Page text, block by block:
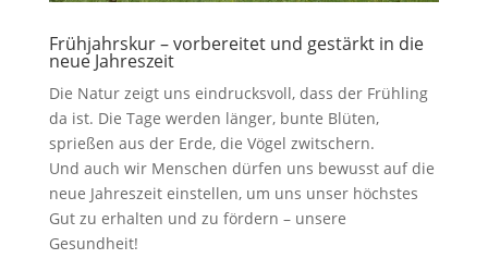
Frühjahrskur – vorbereitet und gestärkt in die
neue Jahreszeit
Die Natur zeigt uns eindrucksvoll, dass der Frühling
da ist. Die Tage werden länger, bunte Blüten,
sprießen aus der Erde, die Vögel zwitschern.
Und auch wir Menschen dürfen uns bewusst auf die
neue Jahreszeit einstellen, um uns unser höchstes
Gut zu erhalten und zu fördern – unsere
Gesundheit!